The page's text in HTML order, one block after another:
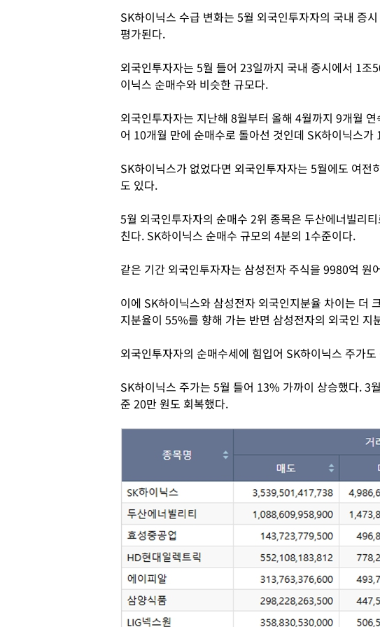
SK하이닉스 수급 변화는 5월 외국인투자자의 국내 증
평가된다.
외국인투자자는 5월 들어 23일까지 국내 증시에서 1조
이닉스 순매수와 비슷한 규모다.
외국인투자자는 지난해 8월부터 올해 4월까지 9개월
어 10개월 만에 순매수로 돌아선 것인데 SK하이닉스
SK하이닉스가 없었다면 외국인투자자는 5월에도 여전
도 있다.
5월 외국인투자자의 순매수 2위 종목은 두산에너빌리
친다. SK하이닉스 순매수 규모의 4분의 1수준이다.
같은 기간 외국인투자자는 삼성전자 주식을 9980억 원
이에 SK하이닉스와 삼성전자 외국인지분율 차이는 더
지분율이 55%를 향해 가는 반면 삼성전자의 외국인 지
외국인투자자의 순매수세에 힘입어 SK하이닉스 주가
SK하이닉스 주가는 5월 들어 13% 가까이 상승했다. 3
준 20만 원도 회복했다.